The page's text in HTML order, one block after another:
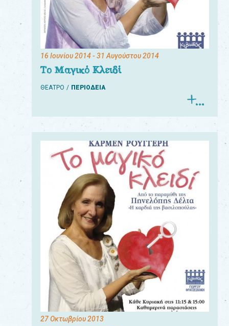
16 Ιουνίου 2014- 31 Αυγούστου 2014
Το Μαγικό Κλειδί
ΘΕΑΤΡΟ ΠΕΡΙΟΔΕΙΑ
27 Οκτωβρίου 2013